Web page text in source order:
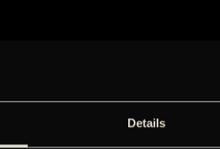
Details